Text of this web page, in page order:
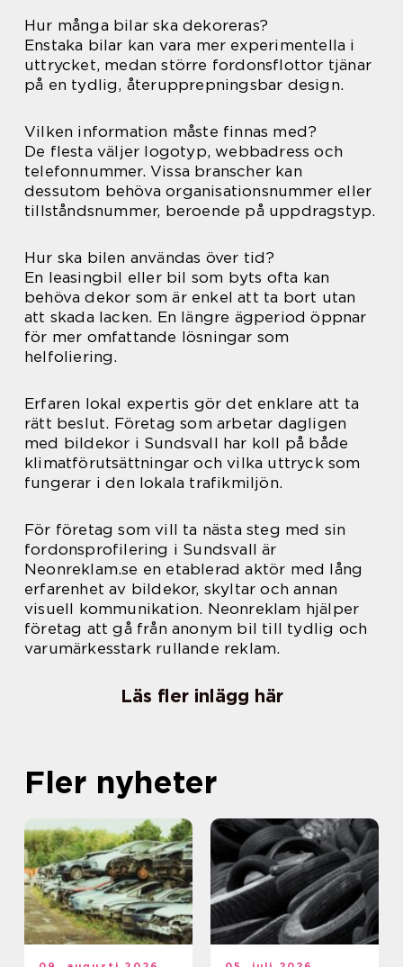
Hur många bilar ska dekoreras?
Enstaka bilar kan vara mer experimentella i
uttrycket, medan större fordonsflottor tjänar
på en tydlig, återupprepningsbar design.
Vilken information måste finnas med?
De flesta väljer logotyp, webbadress och
telefonnummer. Vissa branscher kan
dessutom behöva organisationsnummer eller
tillståndsnummer, beroende på uppdragstyp.
Hur ska bilen användas över tid?
En leasingbil eller bil som byts ofta kan
behöva dekor som är enkel att ta bort utan
att skada lacken. En längre ägperiod öppnar
för mer omfattande lösningar som
helfoliering.
Erfaren lokal expertis gör det enklare att ta
rätt beslut. Företag som arbetar dagligen
med bildekor i Sundsvall har koll på både
klimatförutsättningar och vilka uttryck som
fungerar i den lokala trafikmiljön.
För företag som vill ta nästa steg med sin
fordonsprofilering i Sundsvall är
Neonreklam.se en etablerad aktör med lång
erfarenhet av bildekor, skyltar och annan
visuell kommunikation. Neonreklam hjälper
företag att gå från anonym bil till tydlig och
varumärkesstark rullande reklam.
Läs fler inlägg här
Fler nyheter